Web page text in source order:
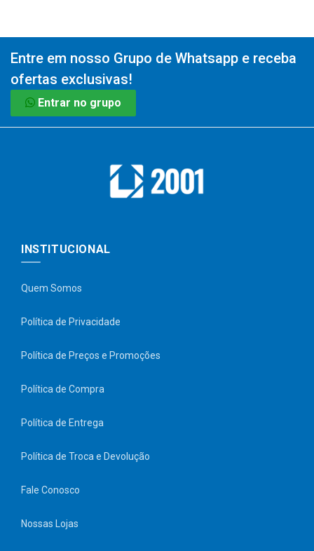
Entre em nosso Grupo de Whatsapp e receba
ofertas exclusivas!
Entrar no grupo
INSTITUCIONAL
Quem Somos
Política de Privacidade
Política de Preços e Promoções
Política de Compra
Política de Entrega
Política de Troca e Devolução
Fale Conosco
Nossas Lojas